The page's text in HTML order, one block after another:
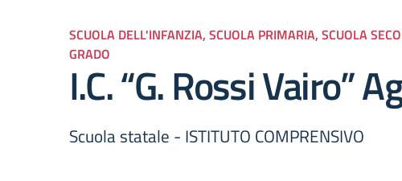
SCUOLA DELL'INFANZIA, SCUOLA PRIMARIA, SCUOLA
GRADO
I.C. “G. Rossi Vairo”
Scuola statale - ISTITUTO COMPRENSIVO